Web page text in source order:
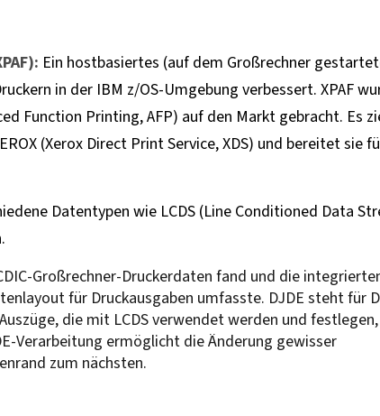
Ein hostbasiertes (auf dem Großrechner
in der IBM z/OS-Umgebung verbessert. XPAF
Function Printing, AFP) auf den Markt gebracht. Es
(Xerox Direct Print Service, XDS) und bereitet sie
Datentypen wie LCDS (Line Conditioned Data
Großrechner-Druckerdaten fand und die
für Druckausgaben umfasste. DJDE steht für
die mit LCDS verwendet werden und
Verarbeitung ermöglicht die Änderung gewisser
zum nächsten.